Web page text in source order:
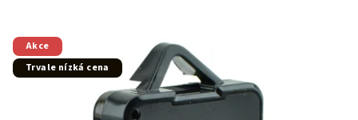
Akce
Trvale nízká cena